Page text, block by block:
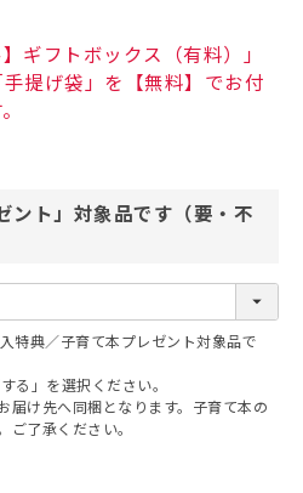
ギフトボックス（有料）」
提げ袋」を【無料】でお付
ント」対象品です（要・不
特典／子育て本プレゼント対象品で
る」を選択ください。
け先へ同梱となります。子育て本の
了承ください。